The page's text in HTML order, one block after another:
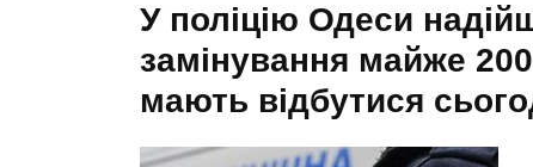
У поліцію Одеси
замінування майже
мають відбутися